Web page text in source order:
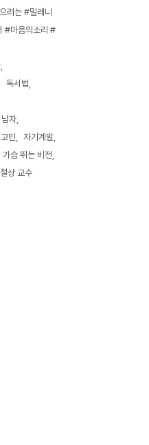
려는 #밀레니
#마음의소리 #
독서법
자
민
자기계발
가슴 뛰는 비전
상 교수